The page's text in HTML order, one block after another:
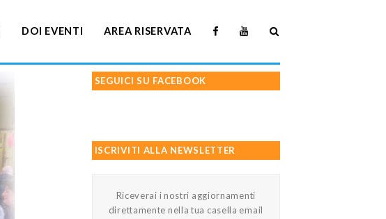
DOI EVENTI AREA RISERVATA
SEGUICI SU FACEBOOK
ISCRIVITI ALLA NEWSLETTER
Riceverai i nostri aggiornamenti
direttamente nella tua casella email